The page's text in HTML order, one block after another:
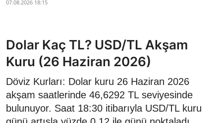
07.08.2026 18:15
Dolar Kaç TL? USD/TL Akşam
Kuru (26 Haziran 2026)
Döviz Kurları: Dolar kuru 26 Haziran 2026
akşam saatlerinde 46,6292 TL seviyesinde
bulunuyor. Saat 18:30 itibarıyla USD/TL kuru